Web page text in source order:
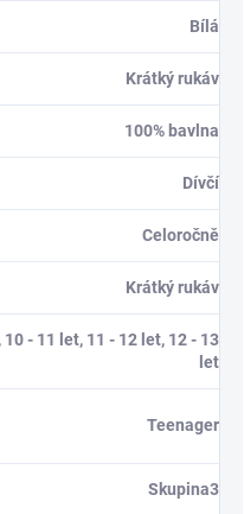
Bílá
Krátký rukáv
100% bavlna
Dívčí
Celoročně
Krátký rukáv
- 11 let, 11 - 12 let, 12 - 13
let
Teenager
Skupina3